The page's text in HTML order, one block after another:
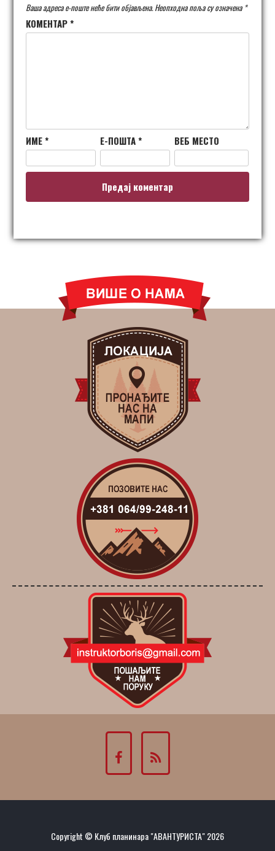
Ваша адреса е-поште неће бити објављена.Неопходна поља су означена *
КОМЕНТАР*
ИМЕ* Е-ПОШТА* ВЕБ МЕСТО
Copyright © Клуб планинара "АВАНТУРИСТА" 2026